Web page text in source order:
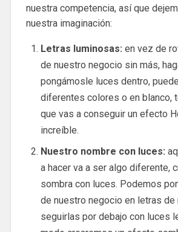
nuestra competencia, así que
nuestra imaginación:
Letras luminosas: en vez de
de nuestro negocio sin más,
pongámosle luces dentro,
diferentes colores o en blanco,
que vas a conseguir un efecto
increíble.
Nuestro nombre con luces:
a hacer va a ser algo diferente,
sombra con luces. Podemos
de nuestro negocio en letras de
seguirlas por debajo con luces